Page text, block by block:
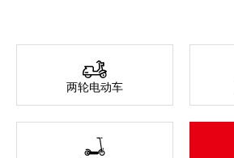
两轮电动车